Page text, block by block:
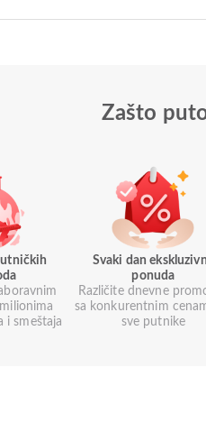
Zašto
i smeštaja
Svaki dan
ponuda
Različite dnevne
sa konkurentnim
sve putnike